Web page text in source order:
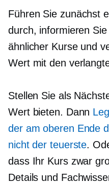
Führen Sie zunächst
durch, informieren
ähnlicher Kurse und
Wert mit den
Stellen Sie als
Wert bieten. Dann
der am oberen Ende
nicht der teuerste.
dass Ihr Kurs zwar
Details und